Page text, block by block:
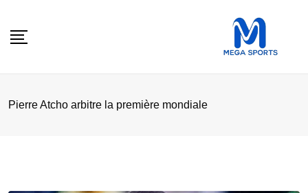
Pierre Atcho arbitre la première mondiale